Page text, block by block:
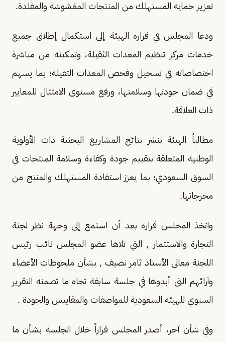
تعزيز حماية المستهلك من المنتجات المغشوشة والمقلدة.
ودعا المجلس في قراره الهيئة إلى استكمال إطلاق جميع
خدمات مركز تنظيم المعدات الثقيلة، وتمكينه من مباشرة
اختصاصاته في تسجيل وفحص المعدات الثقيلة؛ بما يسهم
في ضمان جودتها وسلامتها، ورفع مستوى الامتثال للمعايير
ذات العلاقة.
مطالباً الهيئة بنشر نتائج المشاريع البحثية ذات الأولوية
الوطنية المتعلقة بتقييم جودة وكفاءة وسلامة المنتجات في
السوق السعودي؛ بما يعزز استفادة المستهلك والمنتج من
مخرجاتها.
واتخذ المجلس قراره بعد أن استمع إلى وجهة نظر لجنة
التجارة والاستثمار , التي تلاها عضو المجلس نائب رئيس
اللجنة معالي الأستاذ ثامر نصيف , بشأن ملحوظات الأعضاء
وآرائهم التي أبدوها في جلسة سابقة تجاه ما تضمنه التقرير
السنوي للهيئة السعودية للمواصفات والمقاييس والجودة .
وفي شأن آخر، أصدر المجلس قراراً خلال الجلسة بشأن ما